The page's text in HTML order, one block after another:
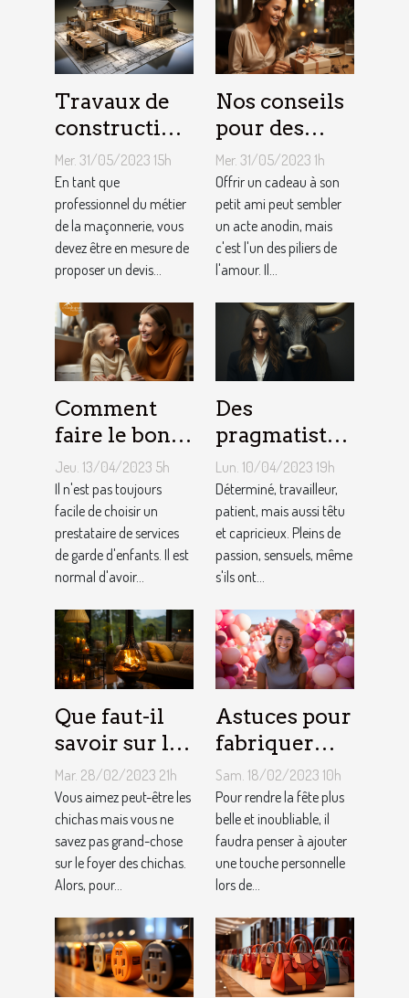
Travaux de
construction
d’une maison
: Comment
établir le
devis avec un
artisan
maçon ?
Mer. 31/05/2023 15h
En tant que
professionnel du métier
de la maçonnerie, vous
devez être en mesure de
proposer un devis...
Nos conseils
pour des
cadeaux
idéaux et
originaux
pour votre
petit ami
Mer. 31/05/2023 1h
Offrir un cadeau à son
petit ami peut sembler
un acte anodin, mais
c'est l'un des piliers de
l'amour. Il...
Comment
faire le bon
choix entre
une crèche et
une
assistante
maternelle ?
Jeu. 13/04/2023 5h
Il n'est pas toujours
facile de choisir un
prestataire de services
de garde d'enfants. Il est
normal d'avoir...
Des
pragmatistes
imaginatifs
et patients :
comment
sont les gens
du Taureau ?
Lun. 10/04/2023 19h
Déterminé, travailleur,
patient, mais aussi têtu
et capricieux. Pleins de
passion, sensuels, même
s'ils ont...
Que faut-il
savoir sur le
foyer chicha
?
Mar. 28/02/2023 21h
Vous aimez peut-être les
chichas mais vous ne
savez pas grand-chose
sur le foyer des chichas.
Alors, pour...
Astuces pour
fabriquer
une arche de
ballons
Sam. 18/02/2023 10h
Pour rendre la fête plus
belle et inoubliable, il
faudra penser à ajouter
une touche personnelle
lors de...